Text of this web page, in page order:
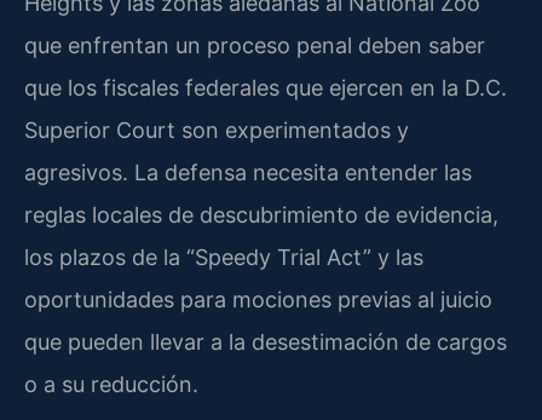
que enfrentan un proceso penal deben saber
que los fiscales federales que ejercen en la D.C.
Superior Court son experimentados y
agresivos. La defensa necesita entender las
reglas locales de descubrimiento de evidencia,
los plazos de la “Speedy Trial Act” y las
oportunidades para mociones previas al juicio
que pueden llevar a la desestimación de cargos
o a su reducción.